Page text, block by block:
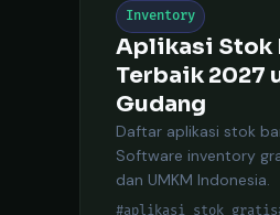
Inventory
Aplikasi Stok
Terbaik 2027
Gudang
Daftar aplikasi stok
Software inventory
dan UMKM Indonesia.
#aplikasi stok gratis